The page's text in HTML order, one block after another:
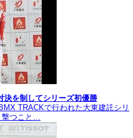
決を制してシリーズ初優勝
TRACKで行われた大東建託シリ
撃つこと…